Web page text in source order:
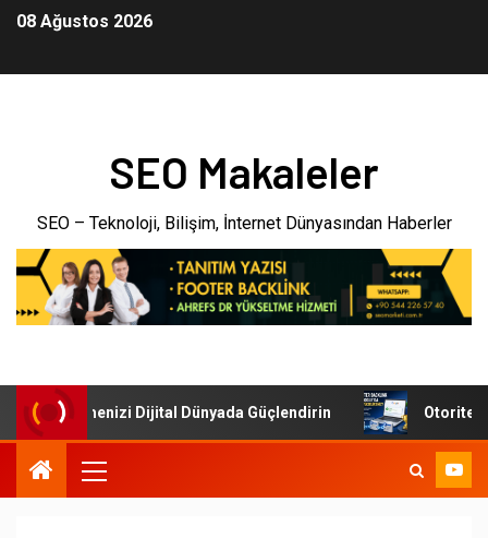
08 Ağustos 2026
SEO Makaleler
SEO – Teknoloji, Bilişim, İnternet Dünyasından Haberler
İşletmenizi Dijital Dünyada Güçlendirin Otoriter